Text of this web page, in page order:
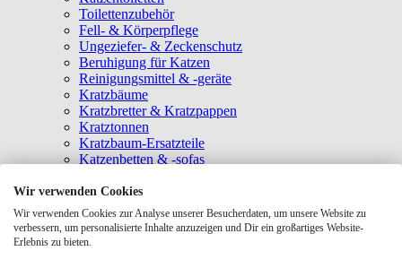
Toilettenzubehör
Fell- & Körperpflege
Ungeziefer- & Zeckenschutz
Beruhigung für Katzen
Reinigungsmittel & -geräte
Kratzbäume
Kratzbretter & Kratzpappen
Kratztonnen
Kratzbaum-Ersatzteile
Katzenbetten & -sofas
Katzenhäuser
Hängematten & Fensterliegeplätze
Katzendecken & -matten
Baldrian- & Catnipspielzeug
Wir verwenden Cookies
Wir verwenden Cookies zur Analyse unserer Besucherdaten, um unsere Website zu
verbessern, um personalisierte Inhalte anzuzeigen und Dir ein großartiges Website-
Erlebnis zu bieten.